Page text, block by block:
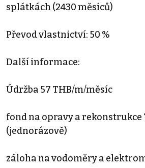
splátkách (2430 měsíců)
Převod vlastnictví: 50 %
Další informace:
Údržba 57 THB/m/měsíc
fond na opravy a rekonstrukce
(jednorázově)
záloha na vodoměry a